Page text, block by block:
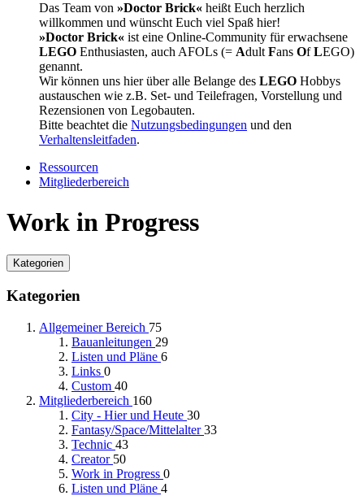
Das Team von »Doctor Brick« heißt Euch herzlich
willkommen und wünscht Euch viel Spaß hier!
»Doctor Brick« ist eine Online-Community für erwachsene
LEGO Enthusiasten, auch AFOLs (= Adult Fans OfLEGO)
genannt.
Wir können uns hier über alle Belange des LEGO Hobbys
austauschen wie z.B. Set- und Teilefragen, Vorstellung und
Rezensionen von Legobauten.
Bitte beachtet die Nutzungsbedingungen und den
Verhaltensleitfaden.
Ressourcen
Mitgliederbereich
Work in Progress
Kategorien
Kategorien
Allgemeiner Bereich 75
Bauanleitungen 29
Listen und Pläne 6
Links 0
Custom 40
Mitgliederbereich 160
City - Hier und Heute 30
Fantasy/Space/Mittelalter33
Technic 43
Creator 50
Work in Progress 0
Listen und Pläne 4